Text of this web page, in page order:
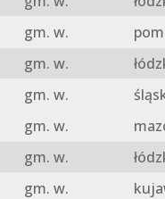
gm. w.
gm. w.
gm. w.
gm. w.
gm. w.
gm. w.